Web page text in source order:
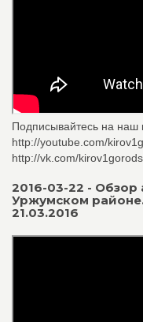
Подписывайтесь на наш
http://youtube.com/
http://vk.com/
2016-03-22 -
Уржумском
21.03.2016